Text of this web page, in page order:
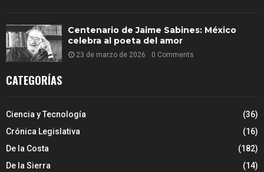
Centenario de Jaime Sabines: México
celebra al poeta del amor
23 de marzo de 2026 0 Comments
CATEGORÍAS
Ciencia y Tecnología
(36)
Crónica Legislativa
(16)
De la Costa
(182)
De la Sierra
(14)